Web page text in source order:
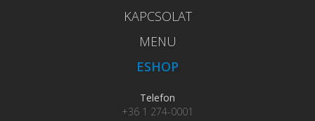
KAPCSOLAT
MENU
ESHOP
Telefon
+36 1 274-0001